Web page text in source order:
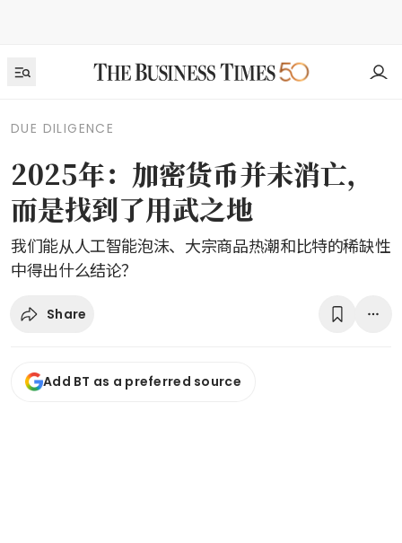
DUE DILIGENCE
2025年：加密货币并未消亡，
而是找到了用武之地
我们能从人工智能泡沫、大宗商品热潮和比特的稀缺性
中得出什么结论？
Share
Add BT as a preferred source